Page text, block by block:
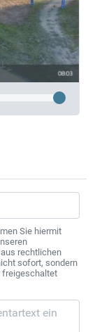
Sie hiermit
rechtlichen
sofort, sondern
freigeschaltet